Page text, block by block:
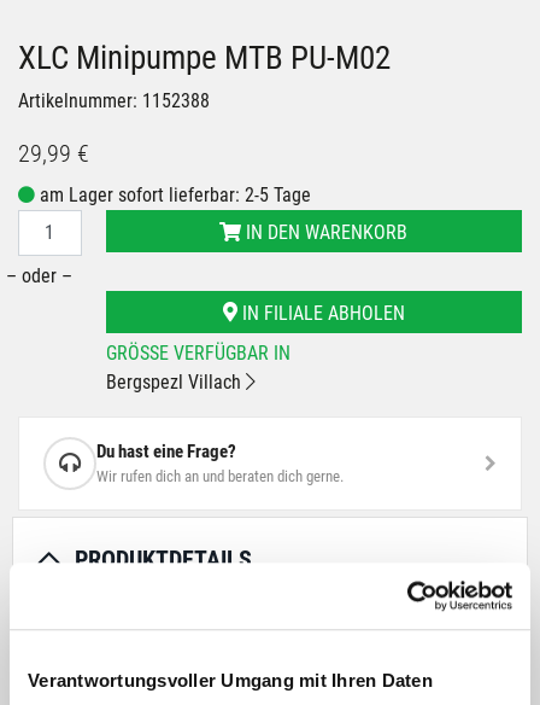
Verantwortungsvoller Umgang mit Ihren Daten
XLC Minipumpe MTB PU-M02
Artikelnummer: 1152388
29,99 €
am Lager sofort lieferbar: 2-5 Tage
IN DEN WARENKORB
– oder –
IN FILIALE ABHOLEN
GRÖSSE VERFÜGBAR IN
Bergspezl Villach
Du hast eine Frage?
Wir rufen dich an und beraten dich gerne.
PRODUKTDETAILS
Fahrradzubehör